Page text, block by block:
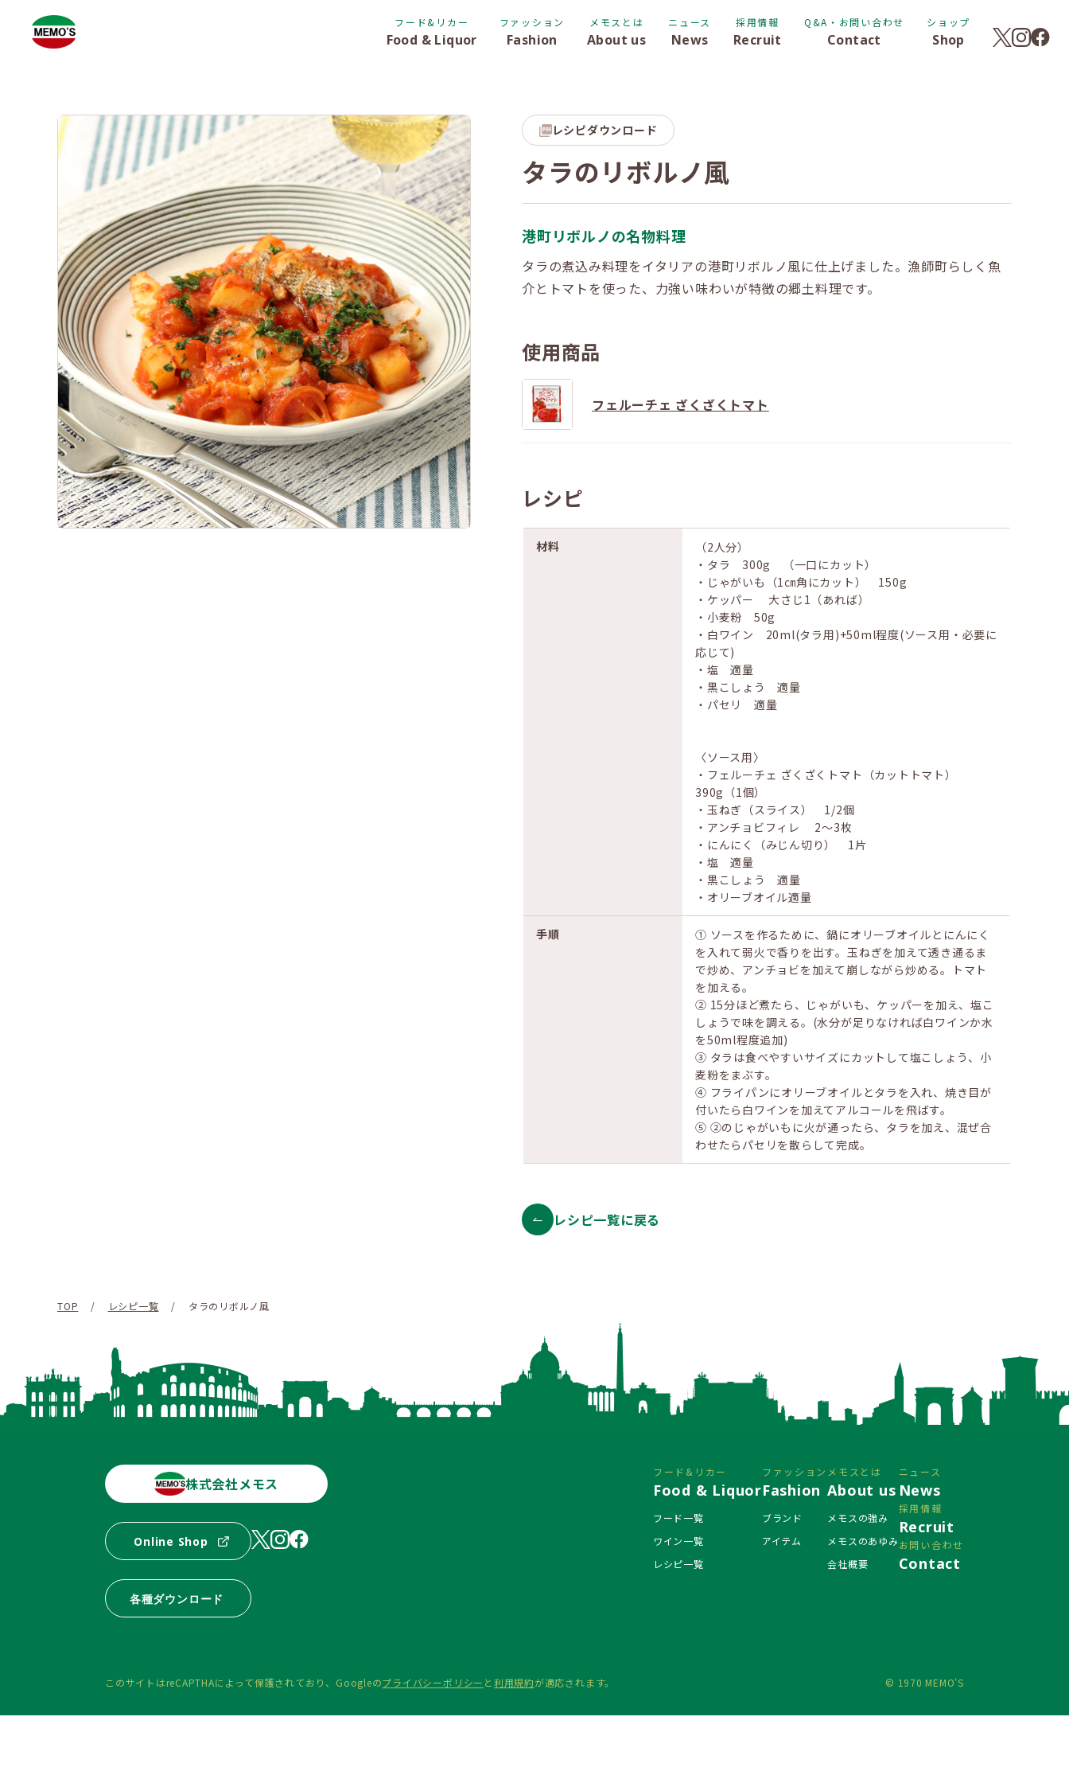
フード&リカー
Food & Liquor
ファッション
Fashion
メモスとは
About us
ニュース
News
採用情報
Recruit
Q&A・お問い合わせ
Contact
ショップ
Shop
レシピダウンロード
タラのリボルノ風
港町リボルノの名物料理
タラの煮込み料理をイタリアの港町リボルノ風に仕上げました。漁師町らしく魚
介とトマトを使った、力強い味わいが特徴の郷土料理です。
使用商品
フェルーチェ ざくざくトマト
レシピ
材料
（2人分）
・タラ 300g （一口にカット）
・じゃがいも（1㎝角にカット） 150g
・ケッパー 大さじ1（あれば）
・小麦粉 50g
・白ワイン 20ml(タラ用)+50ml程度(ソース用・必要に
応じて)
・塩 適量
・黒こしょう 適量
・パセリ 適量
〈ソース用〉
・フェルーチェ ざくざくトマト（カットトマト）
390g（1個）
・玉ねぎ（スライス） 1/2個
・アンチョビフィレ 2〜3枚
・にんにく（みじん切り） 1片
・塩 適量
・黒こしょう 適量
・オリーブオイル適量
手順
① ソースを作るために、鍋にオリーブオイルとにんにく
を入れて弱火で香りを出す。玉ねぎを加えて透き通るま
で炒め、アンチョビを加えて崩しながら炒める。トマト
を加える。
② 15分ほど煮たら、じゃがいも、ケッパーを加え、塩こ
しょうで味を調える。(水分が足りなければ白ワインか水
を50ml程度追加)
③ タラは食べやすいサイズにカットして塩こしょう、小
麦粉をまぶす。
④ フライパンにオリーブオイルとタラを入れ、焼き目が
付いたら白ワインを加えてアルコールを飛ばす。
⑤ ②のじゃがいもに火が通ったら、タラを加え、混ぜ合
わせたらパセリを散らして完成。
レシピ一覧に戻る
TOP / レシピ一覧 / タラのリボルノ風
株式会社メモス
Online Shop
各種ダウンロード
フード&リカー
Food & Liquor
フード一覧
ワイン一覧
レシピ一覧
ファッション
Fashion
ブランド
アイテム
メモスとは
About us
メモスの強み
メモスのあゆみ
会社概要
ニュース
News
採用情報
Recruit
お問い合わせ
Contact
このサイトはreCAPTHAによって保護されており、 Googleのプライバシーポリシー と利用規約が適応されます。 © 1970 MEMO'S